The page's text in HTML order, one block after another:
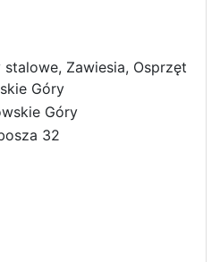
Zawiesia, Osprzęt
Góry
Góry
32